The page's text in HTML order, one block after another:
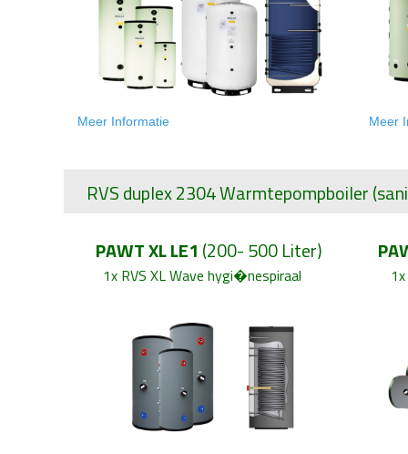
Meer Informatie Meer
RVS duplex 2304 Warmtepompboiler
PAWT XL LE1 (200- 500 Liter)
1x RVS XL Wave hygi�nespiraal 1x